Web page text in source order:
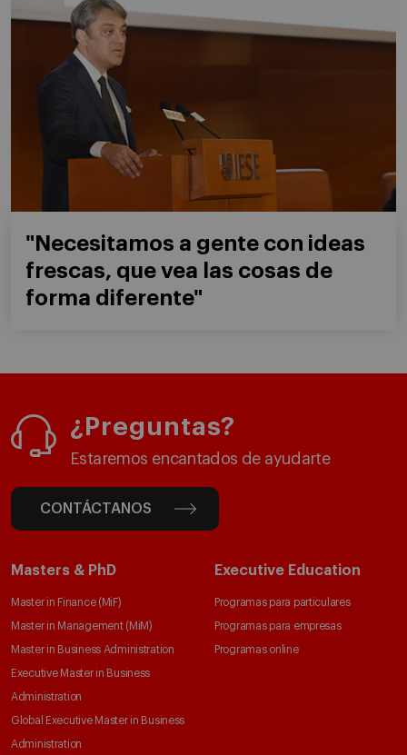
"Necesitamos a gente con ideas
frescas, que vea las cosas de
forma diferente"
¿Preguntas?
Estaremos encantados de ayudarte
CONTÁCTANOS
Masters & PhD
Master in Finance (MiF)
Master in Management (MiM)
Master in Business Administration
Executive Master in Business
Administration
Global Executive Master in Business
Administration
Executive Education
Programas para particulares
Programas para empresas
Programas online